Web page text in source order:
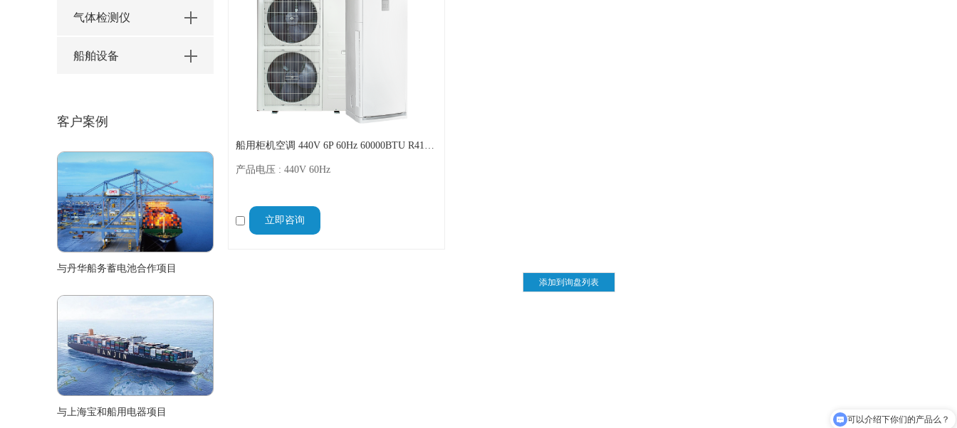
船用柜机空调 440V 6P 60Hz 60000BTU R410g 冷暖 IOCEAN
产品电压 : 440V 60Hz
立即咨询
气体检测仪
船舶设备
客户案例
与丹华船务蓄电池合作项目
与上海宝和船用电器项目
可以介绍下你们的产品么？